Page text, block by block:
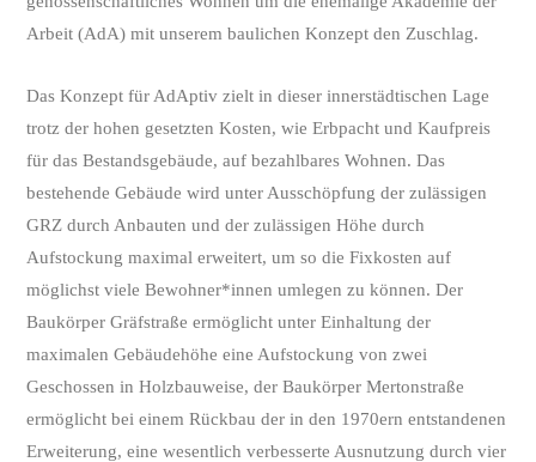
Arbeit (AdA) mit unserem baulichen Konzept den Zuschlag.
Das Konzept für AdAptiv zielt in dieser innerstädtischen Lage
trotz der hohen gesetzten Kosten, wie Erbpacht und Kaufpreis
für das Bestandsgebäude, auf bezahlbares Wohnen. Das
bestehende Gebäude wird unter Ausschöpfung der zulässigen
GRZ durch Anbauten und der zulässigen Höhe durch
Aufstockung maximal erweitert, um so die Fixkosten auf
möglichst viele Bewohner*innen umlegen zu können. Der
Baukörper Gräfstraße ermöglicht unter Einhaltung der
maximalen Gebäudehöhe eine Aufstockung von zwei
Geschossen in Holzbauweise, der Baukörper Mertonstraße
ermöglicht bei einem Rückbau der in den 1970ern entstandenen
Erweiterung, eine wesentlich verbesserte Ausnutzung durch vier